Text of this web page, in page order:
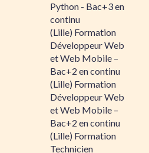
Python - Bac+3 en
continu
(Lille) Formation
Développeur Web
et Web Mobile –
Bac+2 en continu
(Lille) Formation
Développeur Web
et Web Mobile –
Bac+2 en continu
(Lille) Formation
Technicien